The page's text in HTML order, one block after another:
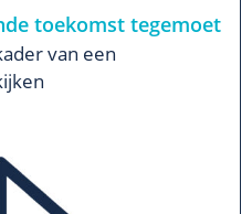
toekomst tegemoet
van een